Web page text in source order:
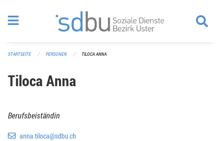
STARTSEITE PERSONEN TILOCA ANNA
Tiloca Anna
Berufsbeiständin
anna.tiloca@sdbu.ch